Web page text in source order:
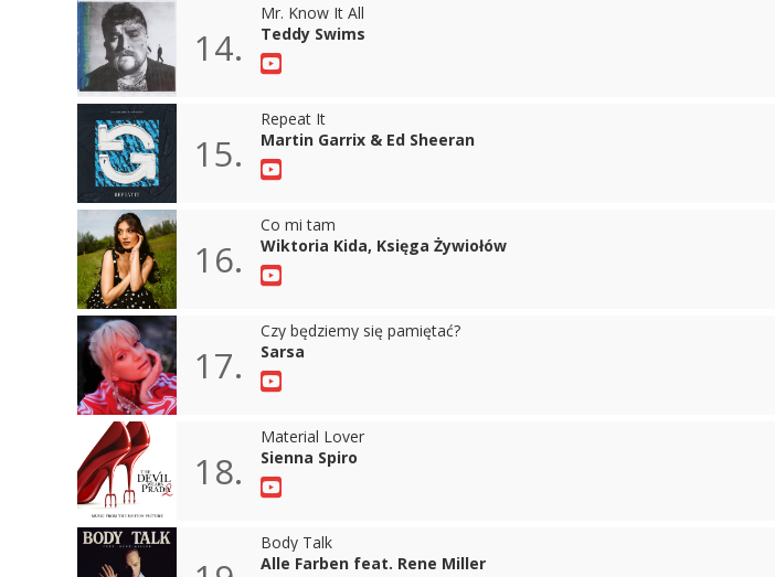
14.
Mr. Know It All
Teddy Swims
15.
Repeat It
Martin Garrix & Ed Sheeran
16.
Co mi tam
Wiktoria Kida, Księga Żywiołów
17.
Czy będziemy się pamiętać?
Sarsa
18.
Material Lover
Sienna Spiro
Body Talk
Alle Farben feat. Rene Miller